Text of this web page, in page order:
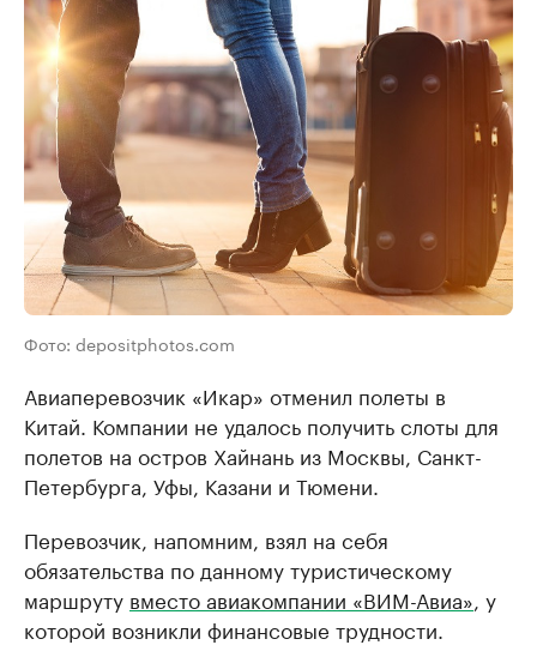
Фото: depositphotos.com
Авиаперевозчик «Икар» отменил полеты в
Китай. Компании не удалось получить слоты для
полетов на остров Хайнань из Москвы, Санкт-
Петербурга, Уфы, Казани и Тюмени.
Перевозчик, напомним, взял на себя
обязательства по данному туристическому
маршруту вместо авиакомпании «ВИМ-Авиа» , у
которой возникли финансовые трудности.